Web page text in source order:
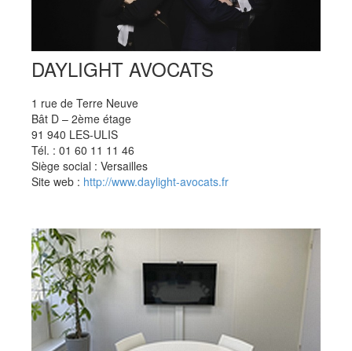
DAYLIGHT AVOCATS
1 rue de Terre Neuve
Bât D – 2ème étage
91 940 LES-ULIS
Tél. : 01 60 11 11 46
Siège social : Versailles
Site web : http://www.daylight-avocats.fr